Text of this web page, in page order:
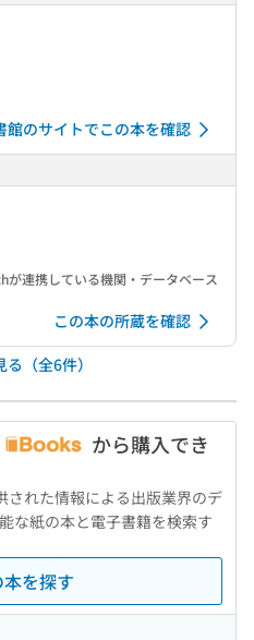
館のサイトでこの本を確認
連携している機関・データベース
この本の所蔵を確認
（全6件）
から購入でき
された情報による出版業界のデ
な紙の本と電子書籍を検索す
を探す